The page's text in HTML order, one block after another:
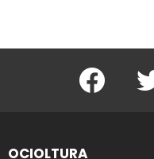
Facebook
OCIOLTURA